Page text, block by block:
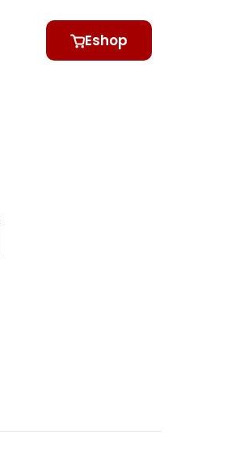
Eshop